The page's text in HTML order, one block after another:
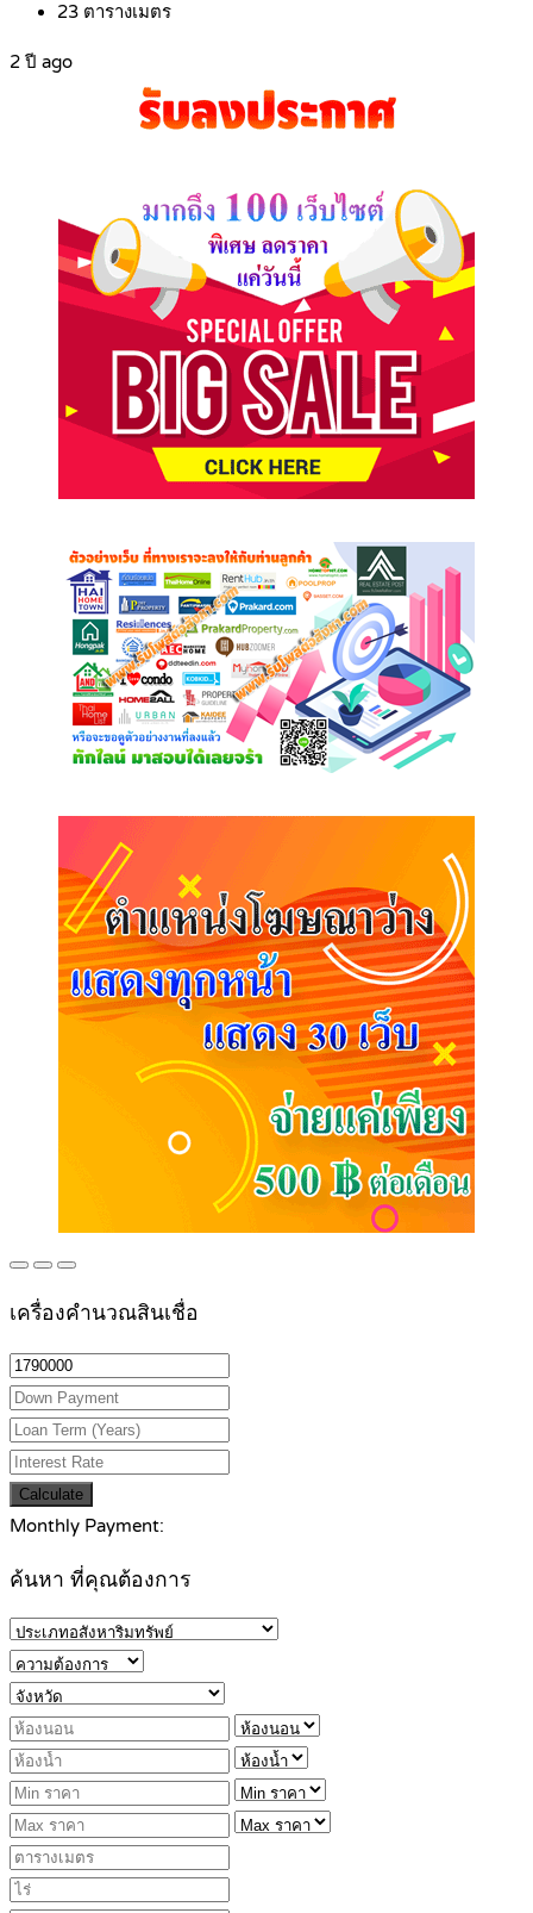
23 ตารางเมตร
2 ปี ago
เครื่องคำนวณสินเชื่อ
Calculate
Monthly Payment:
ค้นหา ที่คุณต้องการ